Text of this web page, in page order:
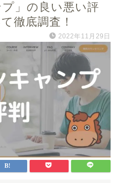
プ」の良い悪い評
徹底調査！
2022年11月29日